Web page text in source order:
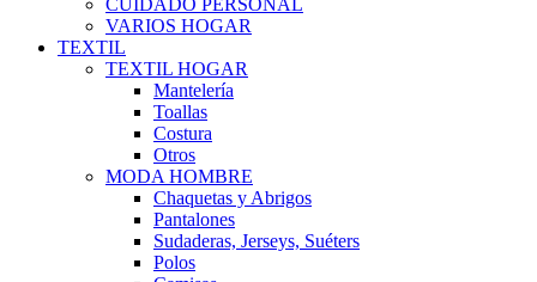
VARIOS HOGAR
TEXTIL
TEXTIL HOGAR
Mantelería
Toallas
Costura
Otros
MODA HOMBRE
Chaquetas y Abrigos
Pantalones
Sudaderas, Jerseys, Suéters
Polos